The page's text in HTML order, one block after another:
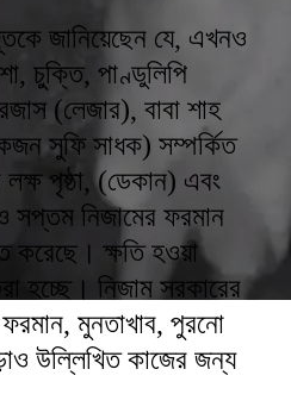
জানিয়েছেন যে, এখনও
চুক্তি, পাণ্ডুলিপি
(লেজার), বাবা শাহ
সুফি সাধক) সম্পর্কিত
লক্ষ পৃষ্ঠা, (ডেকান) এবং
সপ্তম নিজামের ফরমান
করেছে। ক্ষতি হওয়া
হচ্ছে। নিজাম সরকারের
মুনতাখাব, পুরনো
উল্লিখিত কাজের জন্য